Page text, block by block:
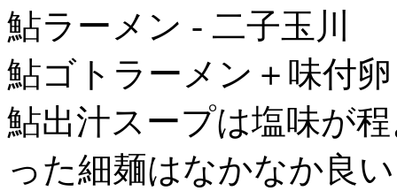
鮎ラーメン - 二子玉川
鮎ゴトラーメン＋味付
鮎出汁スープは塩味が
った細麺はなかなか良い